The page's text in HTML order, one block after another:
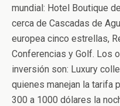
mundial: Hotel Boutique
cerca de Cascadas de
europea cinco estrellas,
Conferencias y Golf. Los
inversión son: Luxury
quienes manejan la tarifa
300 a 1000 dólares la